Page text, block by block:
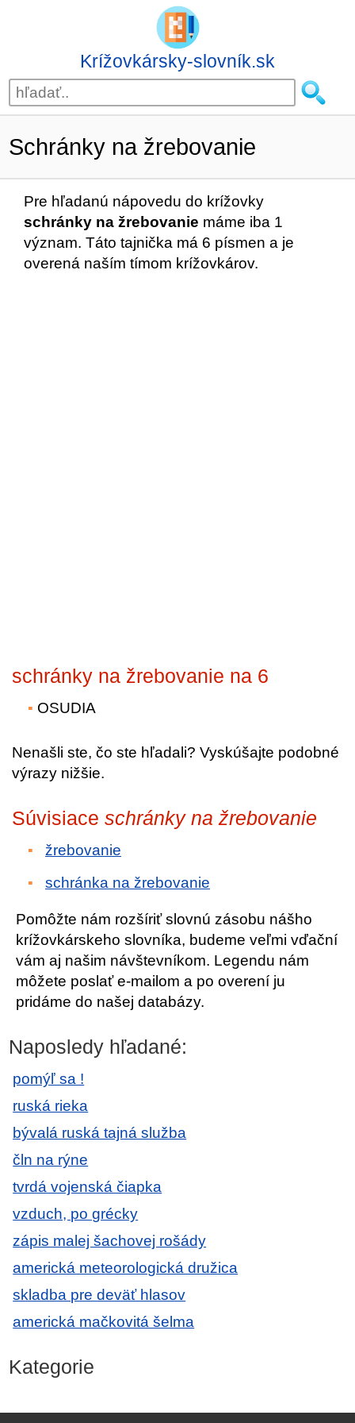
Krížovkársky-slovník.sk
Schránky na žrebovanie
Pre hľadanú nápovedu do krížovky
schránky na žrebovanie máme iba 1
význam. Táto tajnička má 6 písmen a je
overená naším tímom krížovkárov.
schránky na žrebovanie na 6
OSUDIA
Nenašli ste, čo ste hľadali? Vyskúšajte podobné
výrazy nižšie.
Súvisiace schránky na žrebovanie
žrebovanie
schránka na žrebovanie
Pomôžte nám rozšíriť slovnú zásobu nášho
krížovkárskeho slovníka, budeme veľmi vďační
vám aj našim návštevníkom. Legendu nám
môžete poslať e-mailom a po overení ju
pridáme do našej databázy.
Naposledy hľadané:
pomýľ sa !
ruská rieka
bývalá ruská tajná služba
čln na rýne
tvrdá vojenská čiapka
vzduch, po grécky
zápis malej šachovej rošády
americká meteorologická družica
skladba pre deväť hlasov
americká mačkovitá šelma
Kategorie